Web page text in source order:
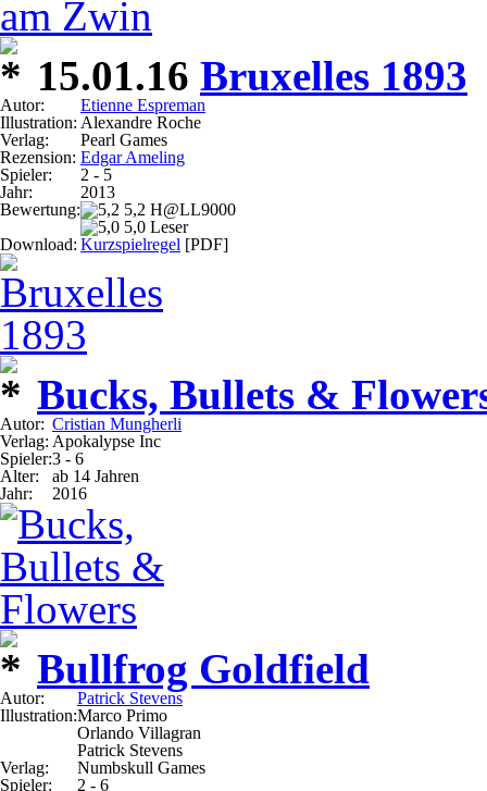
15.01.16 Bruxelles 1893
Autor:
Etienne Espreman
Illustration: Alexandre Roche
Verlag:
Pearl Games
Rezension: Edgar Ameling
Spieler:
2 - 5
Jahr:
2013
Bewertung:
5,2 H@LL9000
5,0 Leser
Download: Kurzspielregel [PDF]
Bucks, Bullets &
Autor: Cristian Mungherli
Verlag: Apokalypse Inc
Spieler:3 - 6
Alter:
ab 14 Jahren
Jahr:
2016
Bullfrog Goldfield
Autor:
Patrick Stevens
Illustration:Marco Primo
Orlando Villagran
Patrick Stevens
Verlag:
Numbskull Games
Spieler:
2 - 6